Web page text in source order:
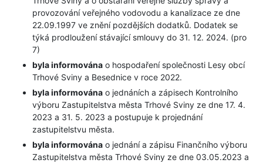
provozování veřejného vodovodu a kanalizace ze dne
22.09.1997 ve znění pozdějších dodatků. Dodatek se
týká prodloužení stávající smlouvy do 31. 12. 2024. (pro
7)
byla informována o hospodaření společnosti Lesy obcí
Trhové Sviny a Besednice v roce 2022.
byla informována o jednáních a zápisech Kontrolního
výboru Zastupitelstva města Trhové Sviny ze dne 17. 4.
2023 a 31. 5. 2023 a postupuje k projednání
zastupitelstvu města.
byla informována o jednání a zápisu Finančního výboru
Zastupitelstva města Trhové Sviny ze dne 03.05.2023 a